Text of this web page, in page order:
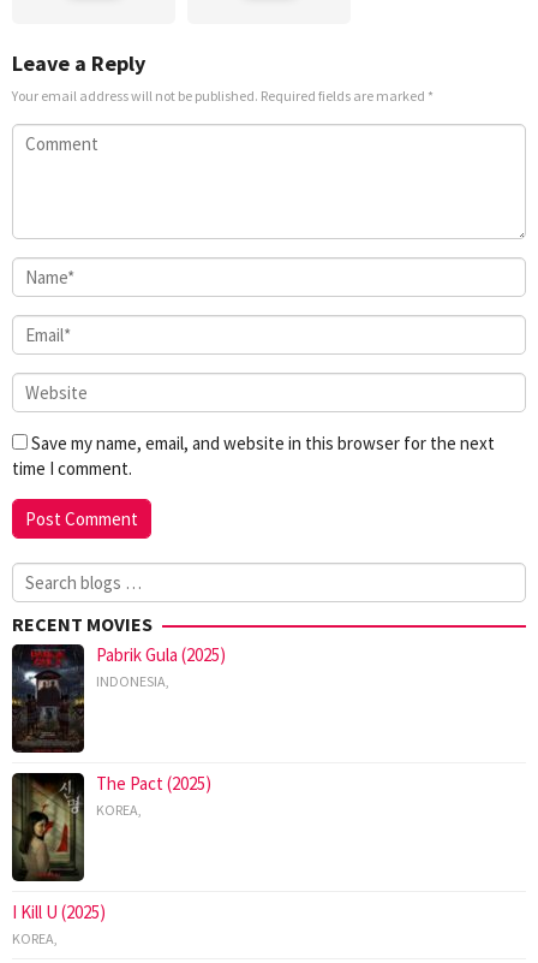
Leave a Reply
Your email address will not be published. Required fields are marked *
Save my name, email, and website in this browser for the next
time I comment.
Search
for:
RECENT MOVIES
Pabrik Gula (2025)
INDONESIA,
The Pact (2025)
KOREA,
I Kill U (2025)
KOREA,